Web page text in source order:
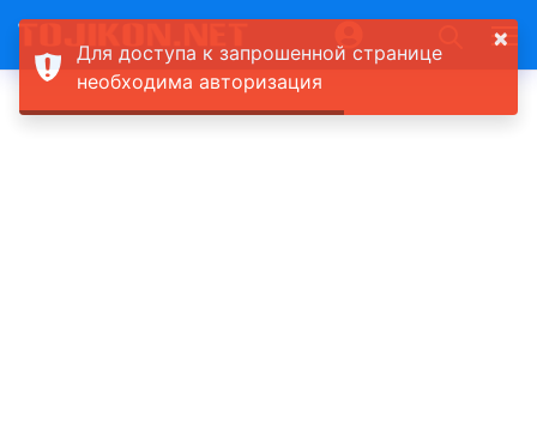
×
Для доступа к запрошенной странице
необходима авторизация